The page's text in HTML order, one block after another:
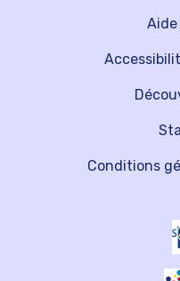
Conditions